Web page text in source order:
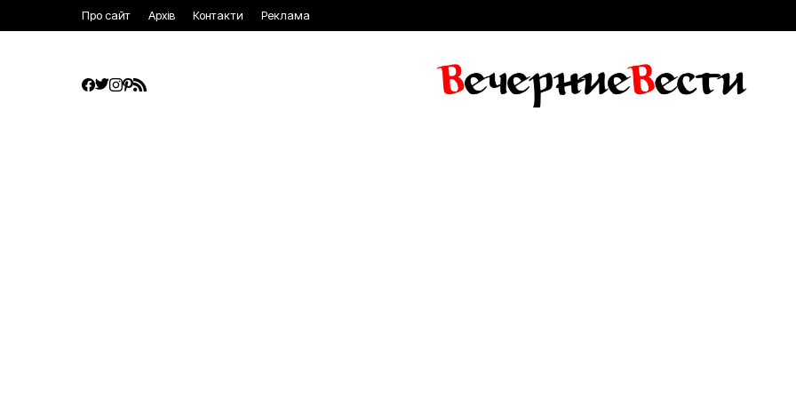
Про сайт Архів Контакти Реклама